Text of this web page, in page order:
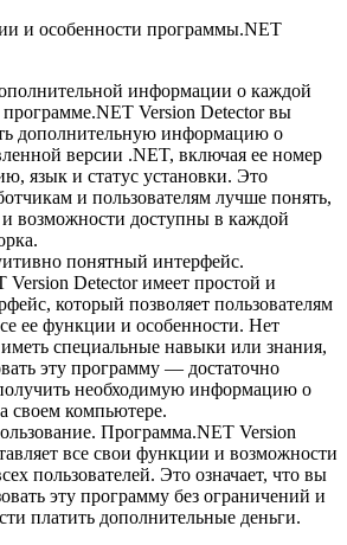
и особенности программы.NET
информации о каждой
Version Detector вы
дополнительную информацию о
версии .NET, включая ее номер
язык и статус установки. Это
и пользователям лучше понять,
возможности доступны в каждой
понятный интерфейс.
Detector имеет простой и
который позволяет пользователям
ее функции и особенности. Нет
специальные навыки или знания,
эту программу — достаточно
необходимую информацию о
своем компьютере.
Программа.NET Version
все свои функции и возможности
пользователей. Это означает, что вы
эту программу без ограничений и
платить дополнительные деньги.